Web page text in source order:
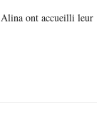
ont accueilli leur